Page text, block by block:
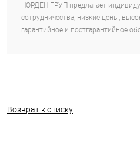
НОРДЕН ГРУП предлагает
сотрудничества, низкие цены,
гарантийное и постгарантийное
Возврат к списку